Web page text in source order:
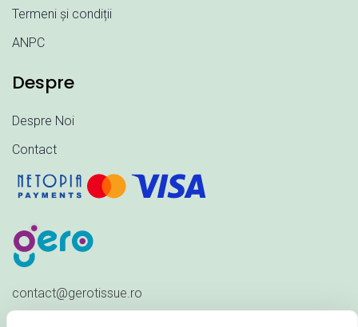
Termeni și condiții
ANPC
Despre
Despre Noi
Contact
contact@gerotissue.ro